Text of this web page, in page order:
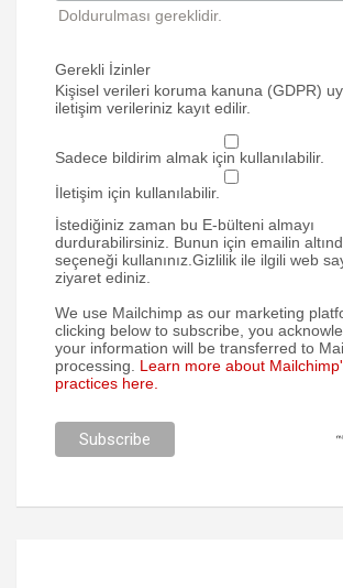
Doldurulması gereklidir.
Gerekli İzinler
Kişisel verileri koruma kanuna (GDPR)
iletişim verileriniz kayıt edilir.
Sadece bildirim almak için kullanılabilir.
İletişim için kullanılabilir.
İstediğiniz zaman bu E-bülteni almayı
durdurabilirsiniz. Bunun için emailin
seçeneği kullanınız.Gizlilik ile ilgili web
ziyaret ediniz.
We use Mailchimp as our marketing
clicking below to subscribe, you
your information will be transferred to
processing. Learn more about
practices here.